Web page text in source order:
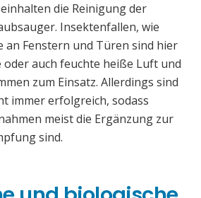
die Reinigung der
Insektenfallen, wie
an Fenstern und Türen sind hier
oder auch feuchte heiße Luft und
zum Einsatz. Allerdings sind
immer erfolgreich, sodass
meist die Ergänzung zur
sind.